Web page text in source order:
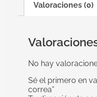
Valoraciones (0)
No hay
Sé el primero en
correa”